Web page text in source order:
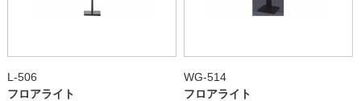
L-506
フロアライト
WG-514
フロアライト